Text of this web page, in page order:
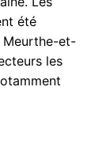
été
Meurthe-et-
les